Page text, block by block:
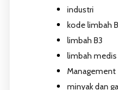
industri
kode limbah
limbah B3
limbah medis
Management
minyak dan